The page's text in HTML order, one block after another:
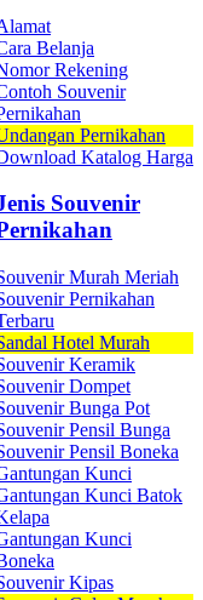
Belanja
Rekening
Souvenir
Pernikahan
Katalog Harga
Souvenir
Murah Meriah
Pernikahan
Hotel Murah
Keramik
Dompet
Bunga Pot
Pensil Bunga
Pensil Boneka
Kunci
Kunci Batok
Kunci
Kipas